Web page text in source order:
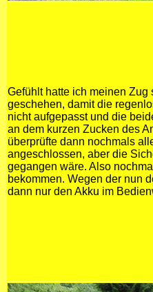
Gefühlt hatte ich meinen
geschehen, damit die
nicht aufgepasst und die
an dem kurzen Zucken des
überprüfte dann nochmals
angeschlossen, aber die
gegangen wäre. Also
bekommen. Wegen der nun
dann nur den Akku im